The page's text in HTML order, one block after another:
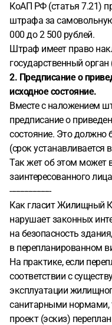
КоАП РФ (статья 7.21)
штрафа за
000 до 2 500 рублей.
Штраф имеет право
государственный
2. Предписание о
исходное состояние.
Вместе с наложением
предписание о
состояние. Это должно
(срок устанавливается
Так жет об этом может
заинтересованного
--------------------
Как гласит Жилищный
нарушает законных
на безопасность
в перепланированном
На практике, если
соответствии с
эксплуатации
санитарными нормами,
проект (эскиз)